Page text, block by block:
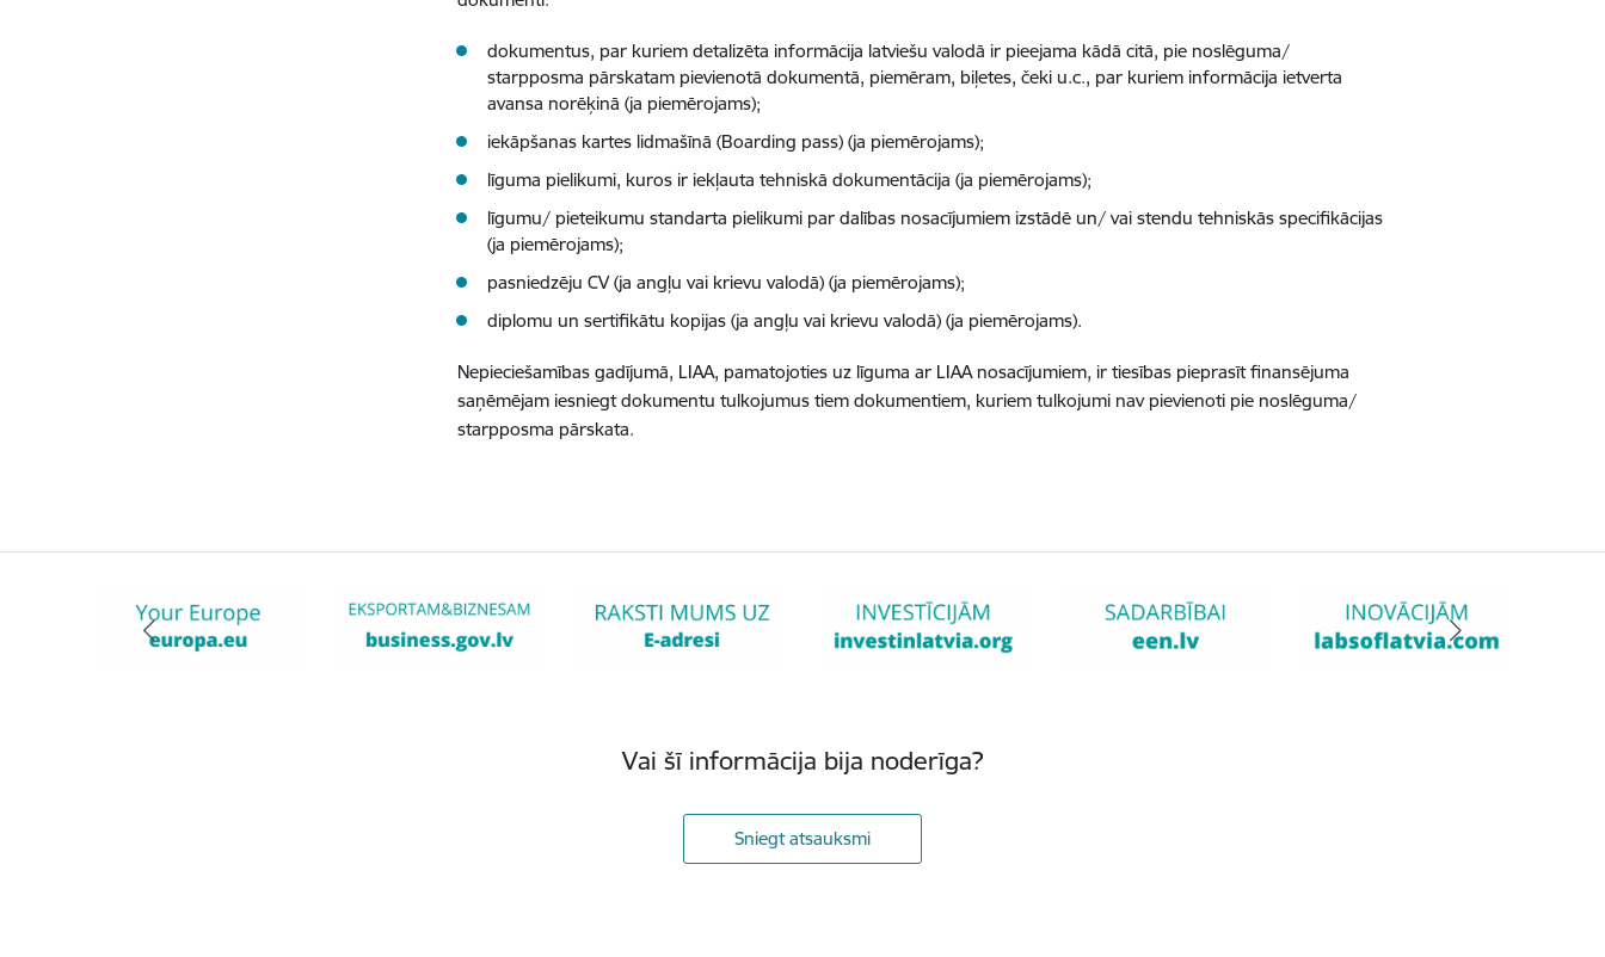
dokumentus, par kuriem detalizēta informācija latviešu valodā ir pieejama kādā citā, pie noslēguma/
starpposma pārskatam pievienotā dokumentā, piemēram, biļetes, čeki u.c., par kuriem informācija ietverta
avansa norēķinā (ja piemērojams);
iekāpšanas kartes lidmašīnā (Boarding pass) (ja piemērojams);
līguma pielikumi, kuros ir iekļauta tehniskā dokumentācija (ja piemērojams);
līgumu/ pieteikumu standarta pielikumi par dalības nosacījumiem izstādē un/ vai stendu tehniskās specifikācijas
(ja piemērojams);
pasniedzēju CV (ja angļu vai krievu valodā) (ja piemērojams);
diplomu un sertifikātu kopijas (ja angļu vai krievu valodā) (ja piemērojams).
Nepieciešamības gadījumā, LIAA, pamatojoties uz līguma ar LIAA nosacījumiem, ir tiesības pieprasīt finansējuma
saņēmējam iesniegt dokumentu tulkojumus tiem dokumentiem, kuriem tulkojumi nav pievienoti pie noslēguma/
starpposma pārskata.
Vai šī informācija bija noderīga?
Sniegt atsauksmi